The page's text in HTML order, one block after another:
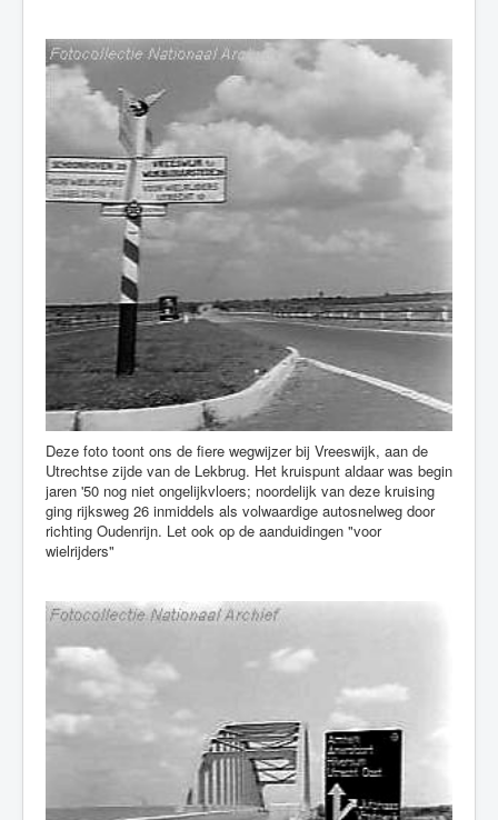
Deze foto toont ons de fiere wegwijzer bij Vreeswijk, aan de
Utrechtse zijde van de Lekbrug. Het kruispunt aldaar was begin
jaren '50 nog niet ongelijkvloers; noordelijk van deze kruising
ging rijksweg 26 inmiddels als volwaardige autosnelweg door
richting Oudenrijn. Let ook op de aanduidingen "voor
wielrijders"